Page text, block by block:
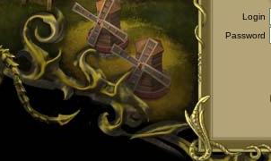
Login
Password